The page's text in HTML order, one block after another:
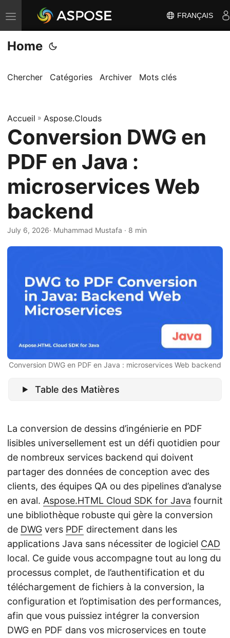
B
a
s
u
r
l
a
n
i
g
a
t
FRANÇAIS
Home
Chercher Catégories Archiver Mots clés
Accueil » Aspose.Clouds
Conversion DWG en
PDF en Java :
microservices Web
backend
July 6, 2026· Muhammad Mustafa · 8 min
Conversion DWG en PDF en Java : microservices Web backend
Table des Matières
La conversion de dessins d’ingénierie en PDF
lisibles universellement est un défi quotidien pour
de nombreux services backend qui doivent
partager des données de conception avec des
clients, des équipes QA ou des pipelines d’analyse
en aval. Aspose.HTML Cloud SDK for Java fournit
une bibliothèque robuste qui gère la conversion
de DWG vers PDF directement dans les
applications Java sans nécessiter de logiciel CAD
local. Ce guide vous accompagne tout au long du
processus complet, de l’authentification et du
téléchargement de fichiers à la conversion, la
configuration et l’optimisation des performances,
afin que vous puissiez intégrer la conversion
DWG en PDF dans vos microservices en toute